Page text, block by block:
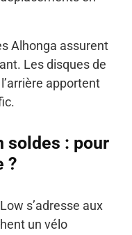
Alhonga assurent
Les disques de
apportent
soldes : pour
?
s’adresse aux
un vélo